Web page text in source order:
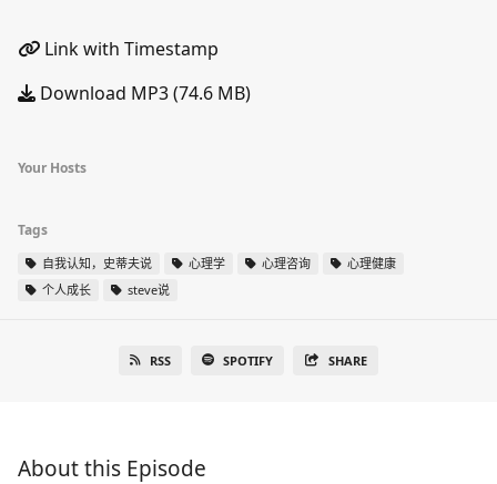
Link with Timestamp
Download MP3 (74.6 MB)
Your Hosts
Tags
自我认知，史蒂夫说 心理学 心理咨询
心理健康
个人成长
steve说
RSS SPOTIFY SHARE
About this Episode